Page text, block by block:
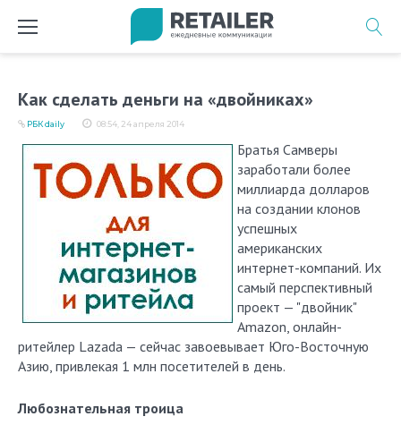
Как сделать деньги на «двойниках»
08:54, 24 апреля 2014
РБК daily
Братья Самверы
заработали более
миллиарда долларов
на создании клонов
успешных
американских
интернет-компаний. Их
самый перспективный
проект — "двойник"
Amazon, онлайн-
ритейлер Lazada — сейчас завоевывает Юго-Восточную
Азию, привлекая 1 млн посетителей в день.
Любознательная троица